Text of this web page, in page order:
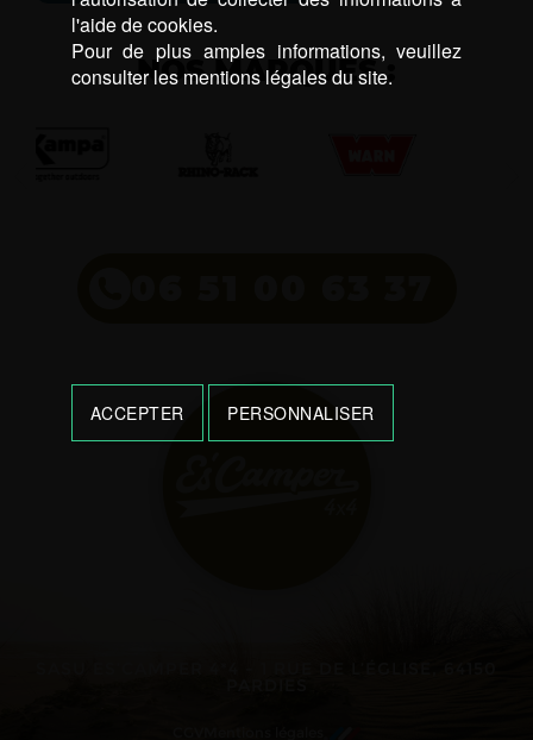
NOS MARQUES :
l'aide de cookies.
Pour de plus amples informations, veuillez
consulter les mentions légales du site.
ACCEPTER PERSONNALISER